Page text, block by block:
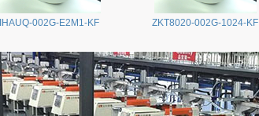
IHAUQ-002G-E2M1-KF ZKT8020-002G-1024-KF